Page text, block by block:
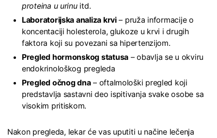
proteina u urinu itd.
Laboratorijska analiza krvi– pruža informacije o
koncentaciji holesterola, glukoze u krvi i drugih
faktora koji su povezani sa hipertenzijom.
Pregled hormonskog statusa– obavlja se u okviru
endokrinološkog pregleda
Pregled očnog dna– oftalmološki pregled koji
predstavlja sastavni deo ispitivanja svake osobe sa
visokim pritiskom.
Nakon pregleda, lekar će vas uputiti u načine lečenja